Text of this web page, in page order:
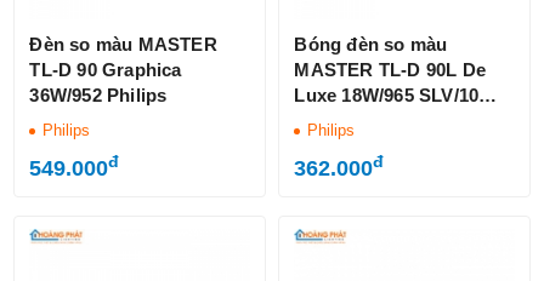
Đèn so màu MASTER
TL-D 90 Graphica
36W/952 Philips
Philips
549.000đ
Bóng đèn so màu
MASTER TL-D 90L De
Luxe 18W/965 SLV/10
Philips
Philips
362.000đ